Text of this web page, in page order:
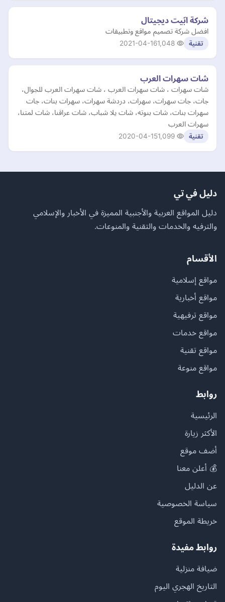
شركة ابّيت ديجيتال
افضل شركة تصميم مواقع وتطبيقات
تقنية 2021-04-16
شات سهرات العرب
شات سهرات ، شات سهرات العرب ، شات سهرات العرب للجوال،
جات، جات سهرات، سهرات، دردشة سهرات، سهرات بنات، جات
سهرات بنات، شات بنوته، شات يلا شباب، شات عراقنا، شات لمتنا،
سهرات العرب
تقنية 2020-04-15
دليل في تي
دليل المواقع العربية والأجنبية المميزة في الأخبار والإسلامي
والترفيه والخدمات والتقنية والمنوعات.
الأقسام
مواقع إسلامية
مواقع أخبارية
مواقع ترفيهية
مواقع خدمات
مواقع تقنية
مواقع منوعة
روابط
الرئيسية
الأكثر زيارة
أضف موقع
💰 أعلن معنا
عن الدليل
سياسة الخصوصية
خريطة الموقع
روابط مفيدة
ضيافة منزلية
التاريخ الهجري اليوم